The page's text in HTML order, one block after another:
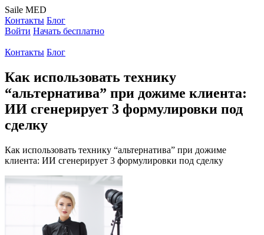
Saile MED
Контакты Блог
Войти Начать бесплатно
Контакты Блог
Как использовать технику
“альтернатива” при дожиме клиента:
ИИ сгенерирует 3 формулировки под
сделку
Как использовать технику “альтернатива” при дожиме
клиента: ИИ сгенерирует 3 формулировки под сделку